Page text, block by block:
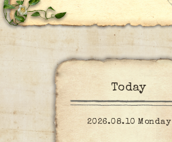
Today
2026.08.10 Monday